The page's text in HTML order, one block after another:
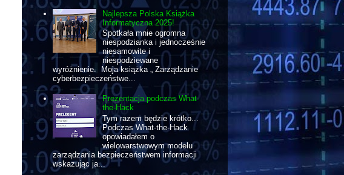
Najlepsza Polska Książka
Informatyczna 2025!
Spotkała mnie ogromna
niespodzianka i jednocześnie
niesamowite i
niespodziewane
wyróżnienie. Moja książka „ Zarządzanie
cyberbezpieczeństwe...
Prezentacja podczas What-
the-Hack
Tym razem będzie krótko...
Podczas What-the-Hack
opowiadałem o
wielowarstwowym modelu
zarządzania bezpieczeństwem informacji
wskazując ja...